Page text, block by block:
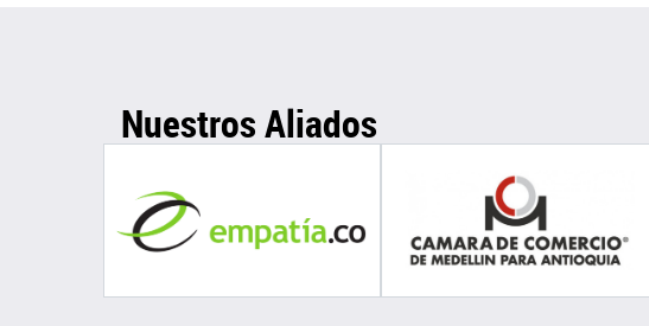
Nuestros Aliados